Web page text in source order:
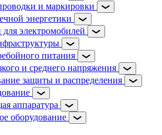
и маркировки
энергетики
электромобилей
питания
и среднего напряжения
защиты и распределения
аппаратура
оборудование